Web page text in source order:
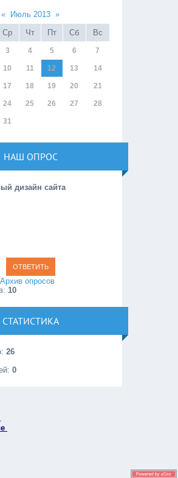
« Июль 2013 »
Ср Чт Пт Сб Вс
3 4 5 6 7
10 11 12 13 14
17 18 19 20 21
24 25 26 27 28
31
НАШ ОПРОС
дизайн сайта
Архив опросов
10
СТАТИСТИКА
26
0